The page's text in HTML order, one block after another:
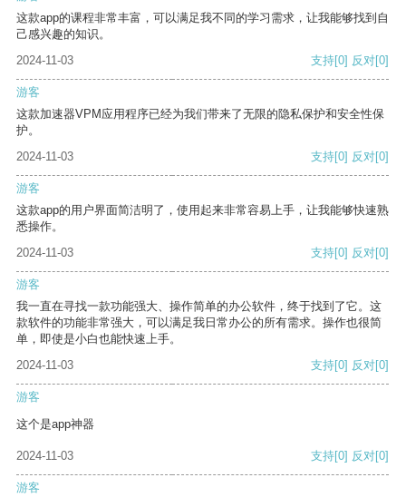
这款app的课程非常丰富，可以满足我不同的学习需求，让我能够找到自
己感兴趣的知识。
2024-11-03
支持[0] 反对[0]
游客
这款加速器VPM应用程序已经为我们带来了无限的隐私保护和安全性保
护。
2024-11-03
支持[0] 反对[0]
游客
这款app的用户界面简洁明了，使用起来非常容易上手，让我能够快速熟
悉操作。
2024-11-03
支持[0] 反对[0]
游客
我一直在寻找一款功能强大、操作简单的办公软件，终于找到了它。这
款软件的功能非常强大，可以满足我日常办公的所有需求。操作也很简
单，即使是小白也能快速上手。
2024-11-03
支持[0] 反对[0]
游客
这个是app神器
2024-11-03 支持[0] 反对[0]
游客